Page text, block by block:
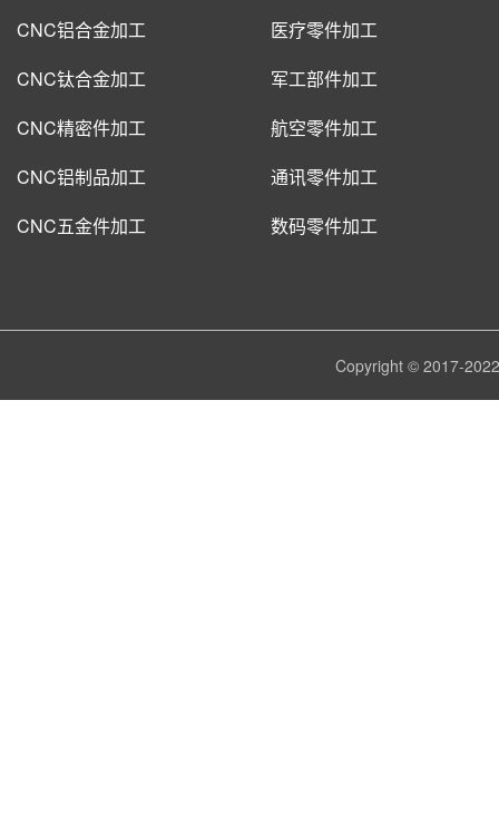
CNC铝合金加工
CNC钛合金加工
CNC精密件加工
CNC铝制品加工
CNC五金件加工
医疗零件加工
军工部件加工
航空零件加工
通讯零件加工
数码零件加工
Copyright © 2017-2022